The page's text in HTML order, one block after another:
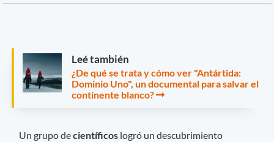
Leé también
¿De qué se trata y cómo ver "Antártida:
Dominio Uno", un documental para salvar el
continente blanco?
Un grupo decientíficos logró un descubrimiento